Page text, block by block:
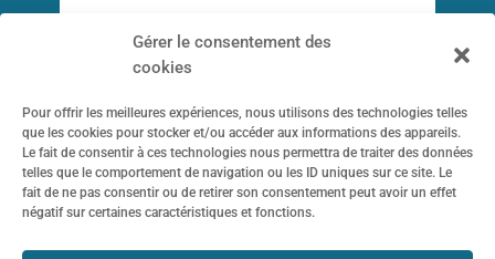
Gérer le consentement des
cookies
Pour offrir les meilleures expériences, nous utilisons des technologies telles
que les cookies pour stocker et/ou accéder aux informations des appareils.
Le fait de consentir à ces technologies nous permettra de traiter des données
telles que le comportement de navigation ou les ID uniques sur ce site. Le
fait de ne pas consentir ou de retirer son consentement peut avoir un effet
négatif sur certaines caractéristiques et fonctions.
Trouvez-nous sur
 Les Vitrines de Tournai

hello@lesvitrinesdetournai.b
e